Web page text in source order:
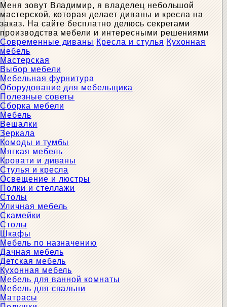
Меня зовут Владимир, я владелец небольшой
мастерской, которая делает диваны и кресла на
заказ. На сайте бесплатно делюсь секретами
производства мебели и интересными решениями
Современные диваны Кресла и стулья Кухонная
мебель
Мастерская
Выбор мебели
Мебельная фурнитура
Оборудование для мебельщика
Полезные советы
Сборка мебели
Мебель
Вешалки
Зеркала
Комоды и тумбы
Мягкая мебель
Кровати и диваны
Стулья и кресла
Освещение и люстры
Полки и стеллажи
Столы
Уличная мебель
Скамейки
Столы
Шкафы
Мебель по назначению
Дачная мебель
Детская мебель
Кухонная мебель
Мебель для ванной комнаты
Мебель для спальни
Матрасы